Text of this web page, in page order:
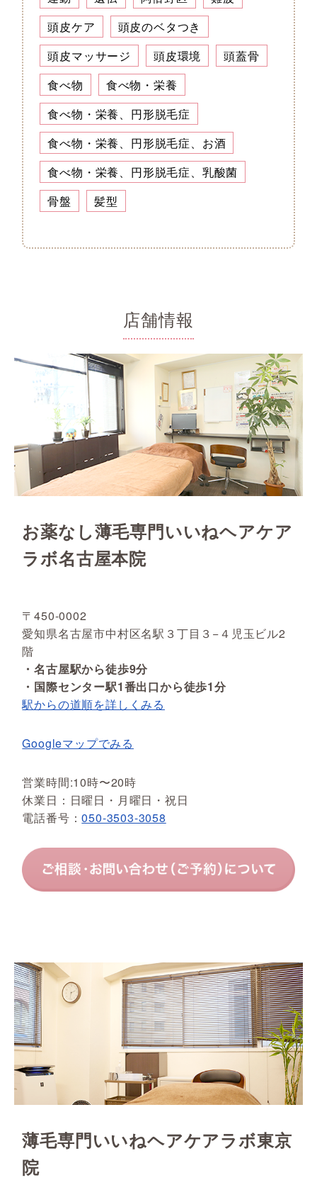
頭皮ケア
頭皮のベタつき
頭皮マッサージ
頭皮環境
頭蓋骨
食べ物
食べ物・栄養
食べ物・栄養、円形脱毛症
食べ物・栄養、円形脱毛症、お酒
食べ物・栄養、円形脱毛症、乳酸菌
骨盤
髪型
店舗情報
お薬なし薄毛専門いいねヘアケア
ラボ名古屋本院
〒450-0002
愛知県名古屋市中村区名駅３丁目３−４児玉ビル2
階
・名古屋駅から徒歩9分
・国際センター駅1番出口から徒歩1分
駅からの道順を詳しくみる
Googleマップでみる
営業時間:10時〜20時
休業日：日曜日・月曜日・祝日
電話番号：050-3503-3058
薄毛専門いいねヘアケアラボ東京
院